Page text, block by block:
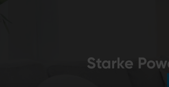
Starke